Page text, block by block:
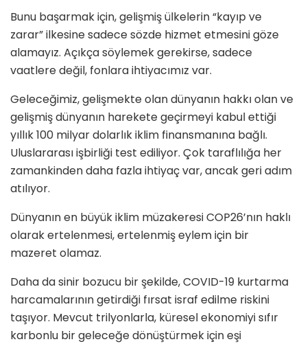
Bunu başarmak için, gelişmiş ülkelerin “kayıp ve
zarar” ilkesine sadece sözde hizmet etmesini göze
alamayız. Açıkça söylemek gerekirse, sadece
vaatlere değil, fonlara ihtiyacımız var.
Geleceğimiz, gelişmekte olan dünyanın hakkı olan ve
gelişmiş dünyanın harekete geçirmeyi kabul ettiği
yıllık 100 milyar dolarlık iklim finansmanına bağlı.
Uluslararası işbirliği test ediliyor. Çok taraflılığa her
zamankinden daha fazla ihtiyaç var, ancak geri adım
atılıyor.
Dünyanın en büyük iklim müzakeresi COP26’nın haklı
olarak ertelenmesi, ertelenmiş eylem için bir
mazeret olamaz.
Daha da sinir bozucu bir şekilde, COVID-19 kurtarma
harcamalarının getirdiği fırsat israf edilme riskini
taşıyor. Mevcut trilyonlarla, küresel ekonomiyi sıfır
karbonlu bir geleceğe dönüştürmek için eşi